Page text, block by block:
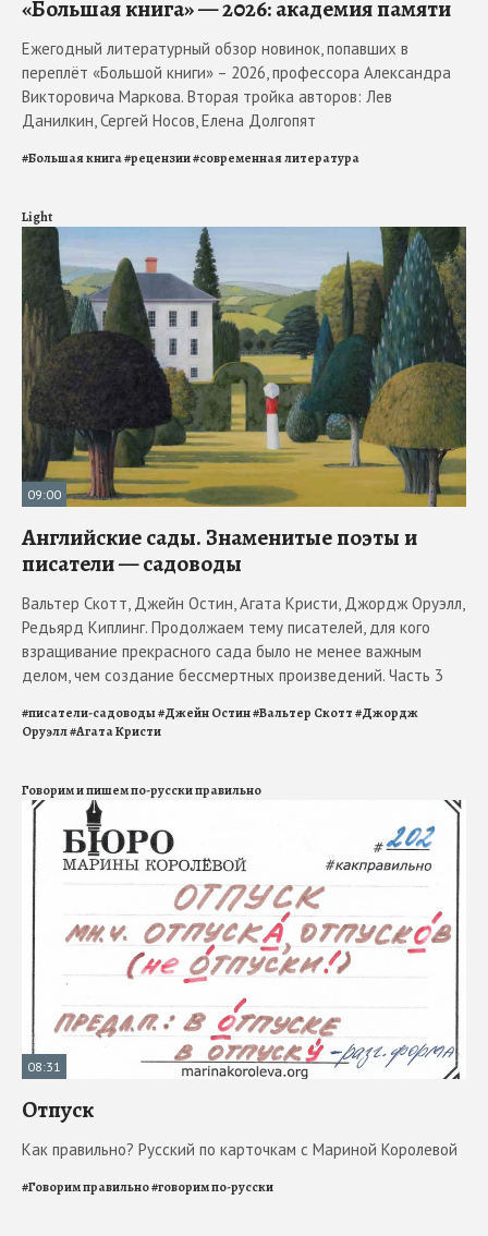
«Большая книга» — 2026: академия памяти
Ежегодный литературный обзор новинок, попавших в
переплёт «Большой книги» – 2026, профессора Александра
Викторовича Маркова. Вторая тройка авторов: Лев
Данилкин, Сергей Носов, Елена Долгопят
#Большая книга#рецензии#современная литература
Light
09:00
Английские сады. Знаменитые поэты и
писатели — садоводы
Вальтер Скотт, Джейн Остин, Агата Кристи, Джордж Оруэлл,
Редьярд Киплинг. Продолжаем тему писателей, для кого
взращивание прекрасного сада было не менее важным
делом, чем создание бессмертных произведений. Часть 3
#писатели-садоводы#Джейн Остин#Вальтер Скотт#Джордж
Оруэлл#Агата Кристи
Говорим и пишем по-русски правильно
08:31
Отпуск
Как правильно? Русский по карточкам с Мариной Королевой
#Говорим правильно#говорим по-русски